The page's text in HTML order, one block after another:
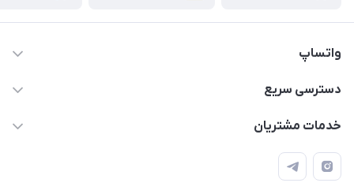
واتساپ
09933276933 واتس اپ و اینستاگرام - فقط
دسترسی سریع
حساب کاربری
لیست محصولات
خدمات مشتریان
قوانین و مقررات
حریم خصوصی